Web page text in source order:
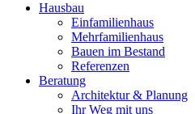
Hausbau
Einfamilienhaus
Mehrfamilienhaus
Bauen im Bestand
Referenzen
Beratung
Architektur & Planung
Ihr Weg mit uns